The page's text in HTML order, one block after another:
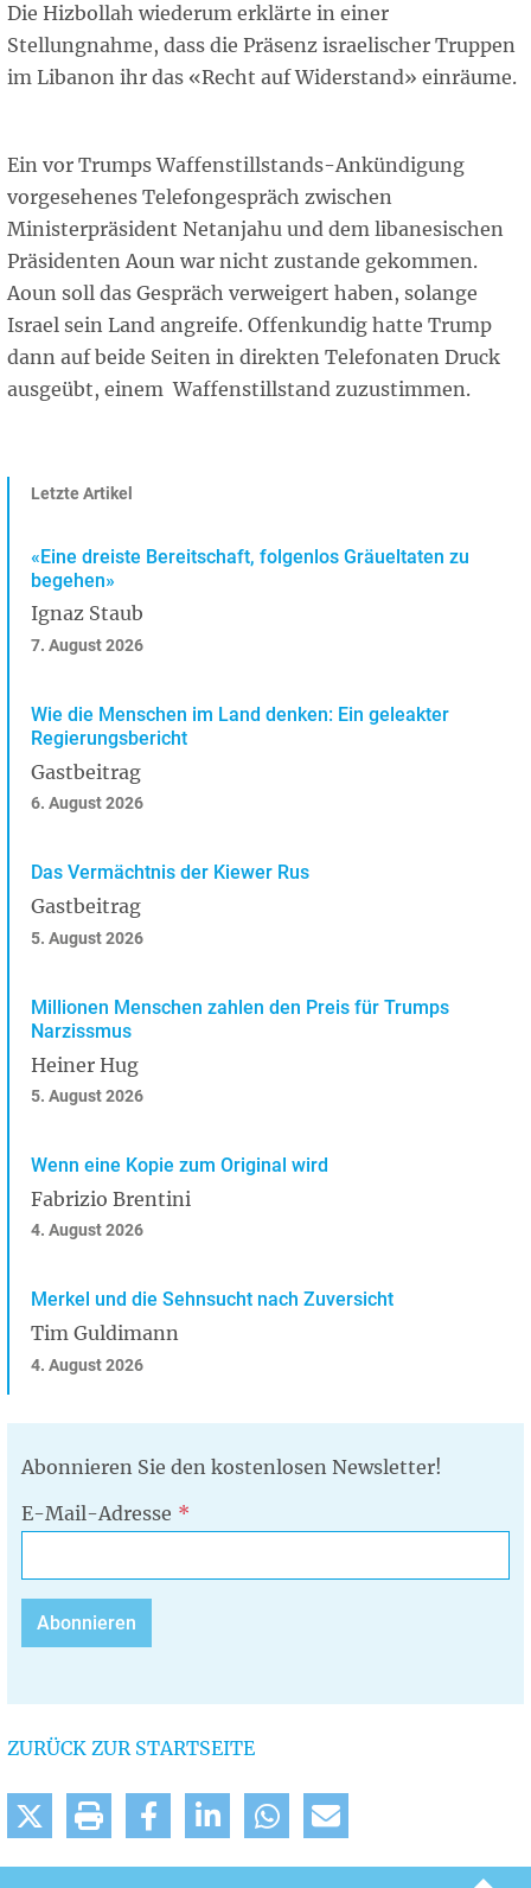
Die Hizbollah wiederum erklärte in einer
Stellungnahme, dass die Präsenz israelischer Truppen
im Libanon ihr das «Recht auf Widerstand» einräume.
Ein vor Trumps Waffenstillstands-Ankündigung
vorgesehenes Telefongespräch zwischen
Ministerpräsident Netanjahu und dem libanesischen
Präsidenten Aoun war nicht zustande gekommen.
Aoun soll das Gespräch verweigert haben, solange
Israel sein Land angreife. Offenkundig hatte Trump
dann auf beide Seiten in direkten Telefonaten Druck
ausgeübt, einem Waffenstillstand zuzustimmen.
Letzte Artikel
«Eine dreiste Bereitschaft, folgenlos Gräueltaten zu
begehen»
Ignaz Staub
7. August 2026
Wie die Menschen im Land denken: Ein geleakter
Regierungsbericht
Gastbeitrag
6. August 2026
Das Vermächtnis der Kiewer Rus
Gastbeitrag
5. August 2026
Millionen Menschen zahlen den Preis für Trumps
Narzissmus
Heiner Hug
5. August 2026
Wenn eine Kopie zum Original wird
Fabrizio Brentini
4. August 2026
Merkel und die Sehnsucht nach Zuversicht
Tim Guldimann
4. August 2026
Abonnieren Sie den kostenlosen Newsletter!
E-Mail-Adresse
ZURÜCK ZUR STARTSEITE